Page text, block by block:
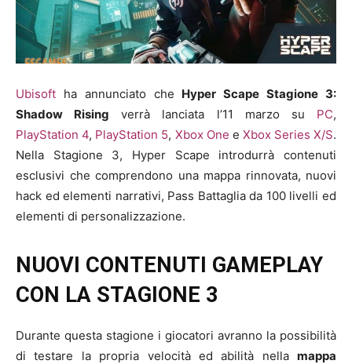
Ubisoft ha annunciato che Hyper Scape Stagione 3:
Shadow Rising verrà lanciata l’11 marzo su PC,
PlayStation 4, PlayStation 5, Xbox One e Xbox Series X/S.
Nella Stagione 3, Hyper Scape introdurrà contenuti
esclusivi che comprendono una mappa rinnovata, nuovi
hack ed elementi narrativi, Pass Battaglia da 100 livelli ed
elementi di personalizzazione.
NUOVI CONTENUTI GAMEPLAY
CON LA STAGIONE 3
Durante questa stagione i giocatori avranno la possibilità
di testare la propria velocità ed abilità nella mappa